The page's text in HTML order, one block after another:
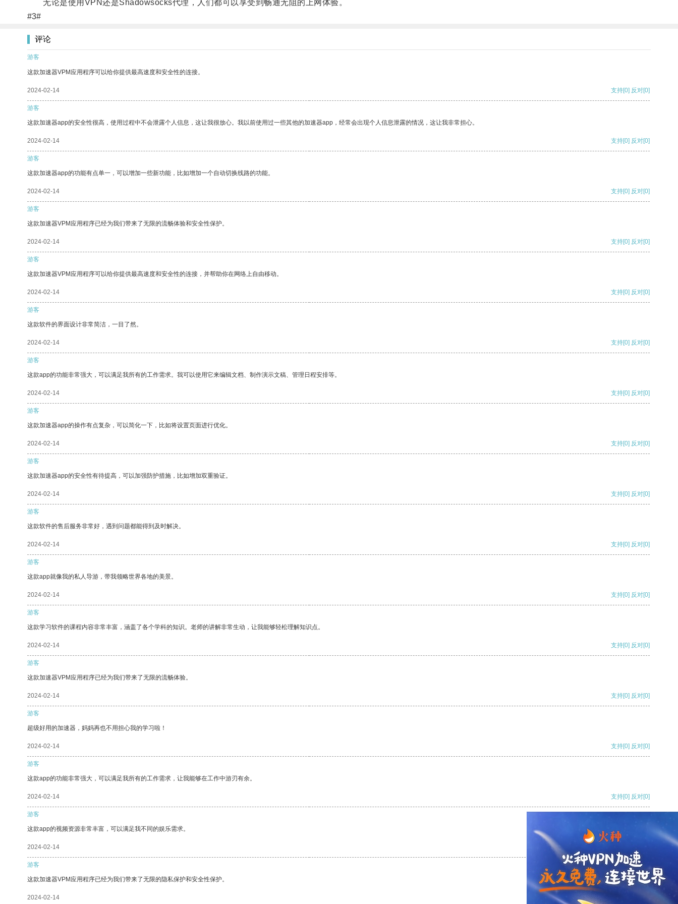
无论是使用VPN还是Shadowsocks代理，人们都可以享受到畅通无阻的上网体验。
#3#
评论
游客
这款加速器VPM应用程序可以给你提供最高速度和安全性的连接。
2024-02-14 支持[0] 反对[0]
游客
这款加速器app的安全性很高，使用过程中不会泄露个人信息，这让我很放心。我以前使用过一些其他的加速器app，经常会出现个人信息泄露的情况，这让我非常担心。
2024-02-14 支持[0] 反对[0]
游客
这款加速器app的功能有点单一，可以增加一些新功能，比如增加一个自动切换线路的功能。
2024-02-14 支持[0] 反对[0]
游客
这款加速器VPM应用程序已经为我们带来了无限的流畅体验和安全性保护。
2024-02-14 支持[0] 反对[0]
游客
这款加速器VPM应用程序可以给你提供最高速度和安全性的连接，并帮助你在网络上自由移动。
2024-02-14 支持[0] 反对[0]
游客
这款软件的界面设计非常简洁，一目了然。
2024-02-14 支持[0] 反对[0]
游客
这款app的功能非常强大，可以满足我所有的工作需求。我可以使用它来编辑文档、制作演示文稿、管理日程安排等。
2024-02-14 支持[0] 反对[0]
游客
这款加速器app的操作有点复杂，可以简化一下，比如将设置页面进行优化。
2024-02-14 支持[0] 反对[0]
游客
这款加速器app的安全性有待提高，可以加强防护措施，比如增加双重验证。
2024-02-14 支持[0] 反对[0]
游客
这款软件的售后服务非常好，遇到问题都能得到及时解决。
2024-02-14 支持[0] 反对[0]
游客
这款app就像我的私人导游，带我领略世界各地的美景。
2024-02-14 支持[0] 反对[0]
游客
这款学习软件的课程内容非常丰富，涵盖了各个学科的知识。老师的讲解非常生动，让我能够轻松理解知识点。
2024-02-14 支持[0] 反对[0]
游客
这款加速器VPM应用程序已经为我们带来了无限的流畅体验。
2024-02-14 支持[0] 反对[0]
游客
超级好用的加速器，妈妈再也不用担心我的学习啦！
2024-02-14 支持[0] 反对[0]
游客
这款app的功能非常强大，可以满足我所有的工作需求，让我能够在工作中游刃有余。
2024-02-14 支持[0] 反对[0]
游客
这款app的视频资源非常丰富，可以满足我不同的娱乐需求。
2024-02-14
游客
这款加速器VPM应用程序已经为我们带来了无限的隐私保护和安全性保护。
2024-02-14 反对